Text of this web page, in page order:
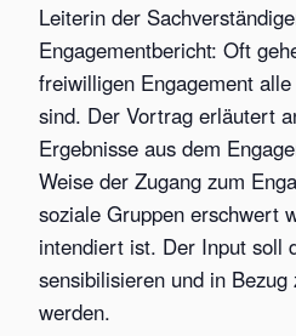
Leiterin der
Engagementbericht: Oft
freiwilligen Engagement
sind. Der Vortrag erläutert
Ergebnisse aus dem
Weise der Zugang zum
soziale Gruppen erschwert
intendiert ist. Der Input soll
sensibilisieren und in
werden.